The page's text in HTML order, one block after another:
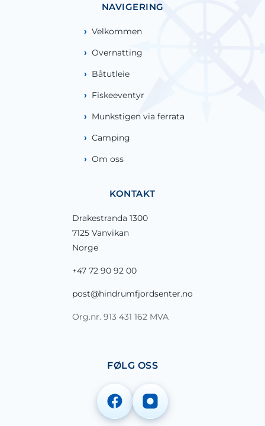
NAVIGERING
Velkommen
Overnatting
Båtutleie
Fiskeeventyr
Munkstigen via ferrata
Camping
Om oss
KONTAKT
Drakestranda 1300
7125 Vanvikan
Norge
+47 72 90 92 00
post@hindrumfjordsenter.no
Org.nr. 913 431 162 MVA
FØLG OSS